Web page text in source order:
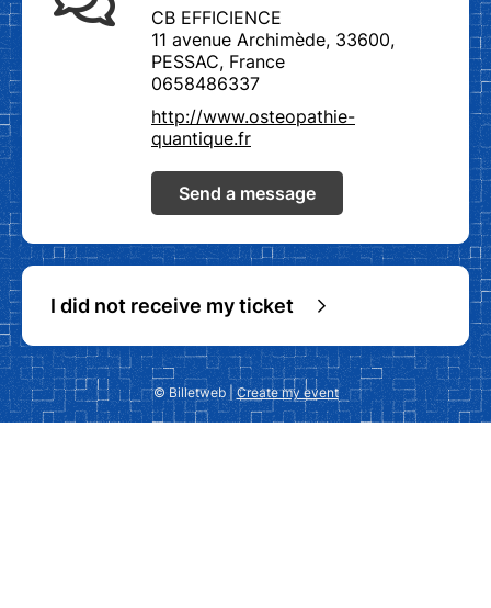
CB EFFICIENCE
11 avenue Archimède, 33600,
PESSAC, France
0658486337
http://www.osteopathie-
quantique.fr
Send a message
I did not receive my ticket
© Billetweb |Create my event